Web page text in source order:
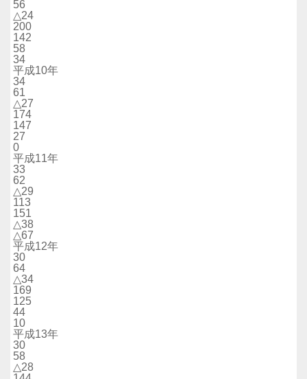
56
△24
200
142
58
34
平成10年
34
61
△27
174
147
27
0
平成11年
33
62
△29
113
151
△38
△67
平成12年
30
64
△34
169
125
44
10
平成13年
30
58
△28